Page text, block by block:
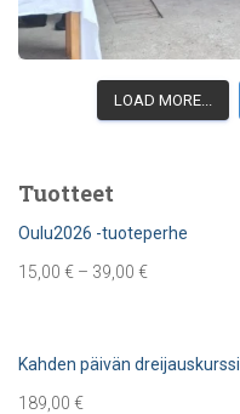
LOAD MORE...
Tuotteet
Oulu2026 -tuoteperhe
15,00 € – 39,00 €
Kahden päivän dreijauskurssi
189,00 €